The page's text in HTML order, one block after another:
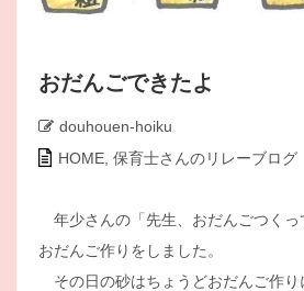
おだんごできたよ
douhouen-hoiku
HOME 保育士さんのリレーブログ
年少さんの「先生、おだんごつくっ
おだんご作りをしました。
その日の砂はちょうどおだんご作り